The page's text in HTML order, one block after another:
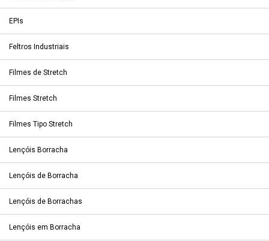
EPIs
Feltros Industriais
Filmes de Stretch
Filmes Stretch
Filmes Tipo Stretch
Lençóis Borracha
Lençóis de Borracha
Lençóis de Borrachas
Lençóis em Borracha